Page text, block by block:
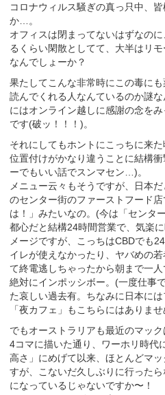
コロナウィルス騒ぎの真っ只中、
か…。
オフィスは閉まってないはずなの
るくらい閑散としてて、大半はリ
なんでしょーか？
果たしてこんな非常時にこの毒に
読んでくれる人なんているのか謎
にはオンライン越しに感謝の念を
です(破ッ！！！)。
それにしてもホントにこっちに来
位置付けがかなり違うことに結構
ーでもいい話でスンマセン…)。
メニュー云々もそうですが、日本
のセンター街のファーストフード
は！」みたいなの。(今は「センタ
都心だと結構24時間営業で、気楽
メージですが、こっちはCBDでも
イレが使えなかったり、ヤバめの
て終電逃しちゃったから朝まで一
絶対にインポッシボー。(一度仕事
た哀しい過去有。ちなみに日本には
「夜カフェ」もこちらにはありま
でもオーストラリアも最近のマック
4コマに描いた通り、ワーホリ時代
高さ」にめげて以来、ほとんどマ
すが、こないだ久しぶりに行った
になっているじゃないですか〜！